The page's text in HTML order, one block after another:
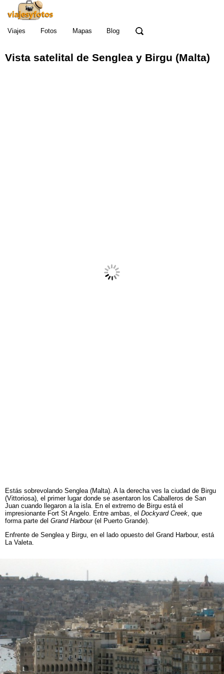
Viajes Fotos Mapas Blog
Vista satelital de Senglea y Birgu (Malta)
Estás sobrevolando Senglea (Malta). A la derecha ves la ciudad de Birgu
(Vittoriosa), el primer lugar donde se asentaron los Caballeros de San
Juan cuando llegaron a la isla. En el extremo de Birgu está el
impresionante Fort St Angelo. Entre ambas, el Dockyard Creek , que
forma parte del Grand Harbour(el Puerto Grande).
Enfrente de Senglea y Birgu, en el lado opuesto del Grand Harbour, está
La Valeta.